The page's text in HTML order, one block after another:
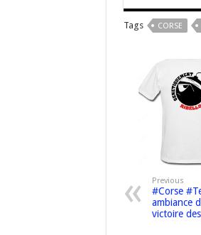
Tags CORSE
Previous
#Corse
ambiance
victoire